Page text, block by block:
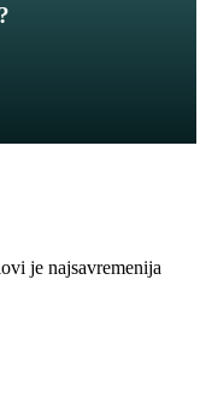
je najsavremenija